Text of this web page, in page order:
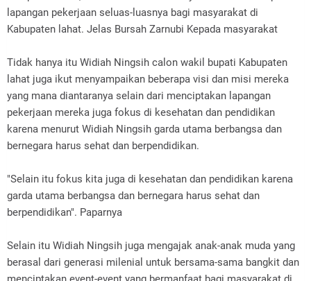
lapangan pekerjaan seluas-luasnya bagi masyarakat di
Kabupaten lahat. Jelas Bursah Zarnubi Kepada masyarakat
Tidak hanya itu Widiah Ningsih calon wakil bupati Kabupaten
lahat juga ikut menyampaikan beberapa visi dan misi mereka
yang mana diantaranya selain dari menciptakan lapangan
pekerjaan mereka juga fokus di kesehatan dan pendidikan
karena menurut Widiah Ningsih garda utama berbangsa dan
bernegara harus sehat dan berpendidikan.
"Selain itu fokus kita juga di kesehatan dan pendidikan karena
garda utama berbangsa dan bernegara harus sehat dan
berpendidikan". Paparnya
Selain itu Widiah Ningsih juga mengajak anak-anak muda yang
berasal dari generasi milenial untuk bersama-sama bangkit dan